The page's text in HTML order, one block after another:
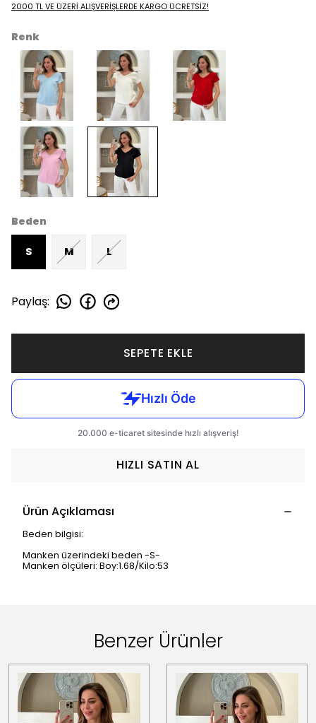
2000 TL VE ÜZERİ ALIŞVERİŞLERDE KARGO ÜCRETSİZ!
Renk
Beden
S M L
Paylaş:
SEPETE EKLE
HIZLI SATIN AL
Ürün Açıklaması
Beden bilgisi:
Manken üzerindeki beden -S-
Manken ölçüleri: Boy:1.68/Kilo:53
Benzer Ürünler